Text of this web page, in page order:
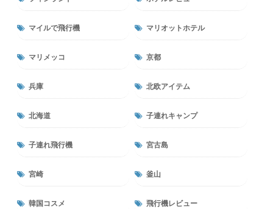
マイルで飛行機 マリオットホテル
マリメッコ 京都
兵庫 北欧アイテム
北海道 子連れキャンプ
子連れ飛行機 宮古島
宮崎 釜山
韓国コスメ 飛行機レビュー